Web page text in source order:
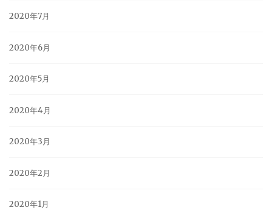
2020年7月
2020年6月
2020年5月
2020年4月
2020年3月
2020年2月
2020年1月